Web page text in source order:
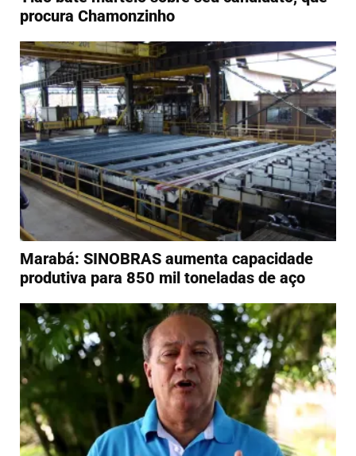
procura Chamonzinho
Marabá: SINOBRAS aumenta capacidade
produtiva para 850 mil toneladas de aço